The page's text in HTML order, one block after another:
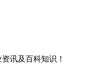
讯及百科知识！